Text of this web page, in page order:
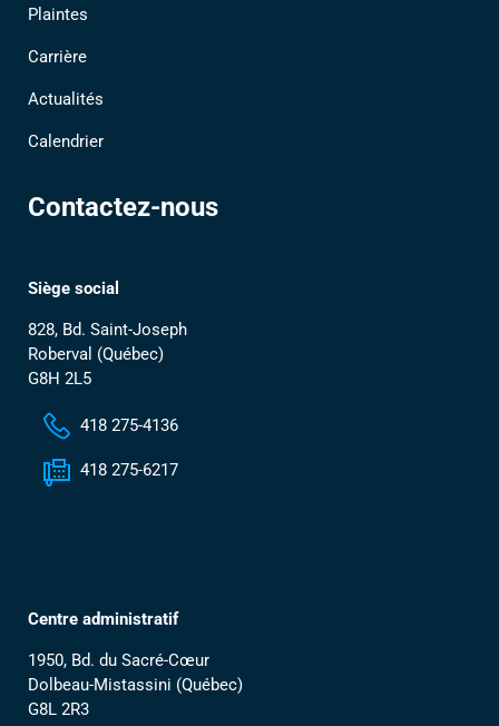
Plaintes
Carrière
Actualités
Calendrier
Contactez-nous
Siège social
828, Bd. Saint-Joseph
Roberval (Québec)
G8H 2L5
418 275-4136
418 275-6217
Centre administratif
1950, Bd. du Sacré-Cœur
Dolbeau-Mistassini (Québec)
G8L 2R3